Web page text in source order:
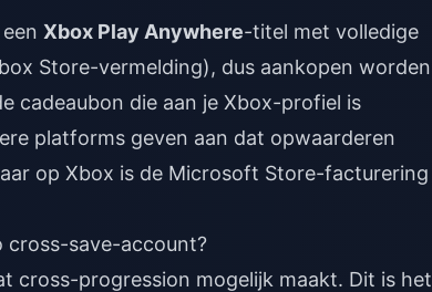
Xbox Play Anywhere-titel met volledige
Store-vermelding), dus aankopen worden
cadeaubon die aan je Xbox-profiel is
platforms geven aan dat opwaarderen
op Xbox is de Microsoft Store-facturering
cross-save-account?
cross-progression mogelijk maakt. Dit is het